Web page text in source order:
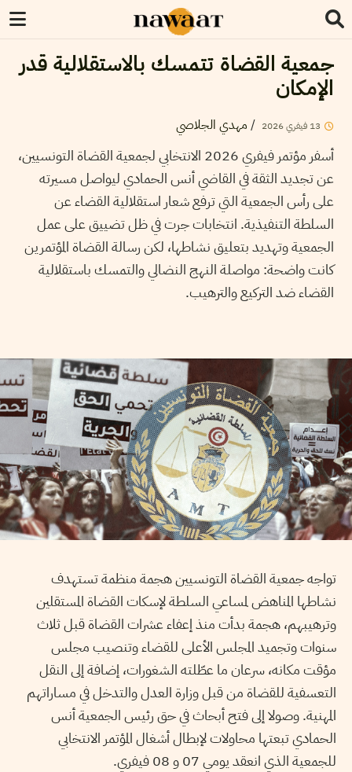
جمعية القضاة تتمسك بالاستقلالية قدر
الإمكان
13 فيفري2026
/ مهدي الجلاصي
أسفر مؤتمر فيفري 2026 الانتخابي لجمعية القضاة التونسيين،
عن تجديد الثقة في القاضي أنس الحمادي ليواصل مسيرته
على رأس الجمعية التي ترفع شعار استقلالية القضاء عن
السلطة التنفيذية. انتخابات جرت في ظل تضييق على عمل
الجمعية وتهديد بتعليق نشاطها، لكن رسالة القضاة المؤتمرين
كانت واضحة: مواصلة النهج النضالي والتمسك باستقلالية
القضاء ضد التركيع والترهيب.
تواجه جمعية القضاة التونسيين هجمة منظمة تستهدف
نشاطها المناهض لمساعي السلطة لإسكات القضاة المستقلين
وترهيبهم، هجمة بدأت منذ إعفاء عشرات القضاة قبل ثلاث
سنوات وتجميد المجلس الأعلى للقضاء وتنصيب مجلس
مؤقت مكانه، سرعان ما عطّلته الشغورات، إضافة إلى النقل
التعسفية للقضاة من قبل وزارة العدل والتدخل في مساراتهم
المهنية. وصولا إلى فتح أبحاث في حق رئيس الجمعية أنس
الحمادي تبعتها محاولات لإبطال أشغال المؤتمر الانتخابي
للجمعية الذي انعقد يومي 07 و 08 فيفري.